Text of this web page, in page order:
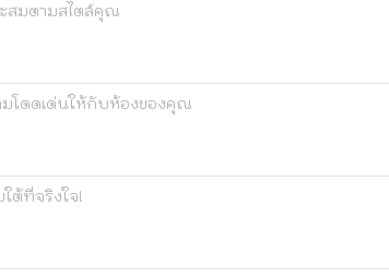
ะสมตามสไตล์คุณ
มโดดเด่นให้กับห้องของคุณ
ต้ที่จริงใจ!